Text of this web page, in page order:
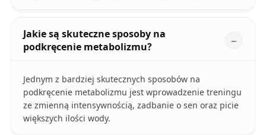
Jakie są skuteczne sposoby na
podkręcenie metabolizmu?
Jednym z bardziej skutecznych sposobów na
podkręcenie metabolizmu jest wprowadzenie treningu
ze zmienną intensywnością, zadbanie o sen oraz picie
większych ilości wody.